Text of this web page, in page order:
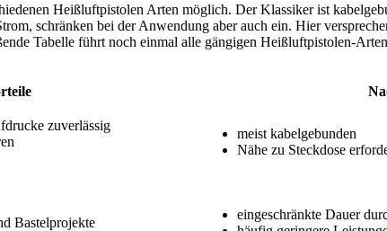
Heißluftpistolen Arten möglich. Der Klassiker ist
schränken bei der Anwendung aber auch ein. Hier
Tabelle führt noch einmal alle gängigen Heißluftpistolen-
zuverlässig
meist kabelgebunden
Nähe zu Steckdose
Bastelprojekte
eingeschränkte Dauer